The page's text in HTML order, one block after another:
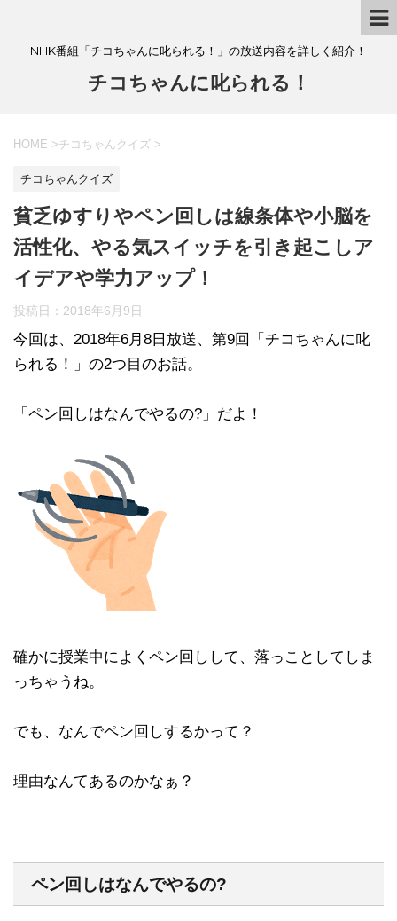
NHK番組「チコちゃんに叱られる！」の放送内容を詳しく紹介！
チコちゃんに叱られる！
HOME >チコちゃんクイズ >
チコちゃんクイズ
貧乏ゆすりやペン回しは線条体や小脳を
活性化、やる気スイッチを引き起こしア
イデアや学力アップ！
投稿日： 2018年6月9日
今回は、2018年6月8日放送、第9回「チコちゃんに叱
られる！」の2つ目のお話。
「ペン回しはなんでやるの?」だよ！
確かに授業中によくペン回しして、落っことしてしま
っちゃうね。
でも、なんでペン回しするかって？
理由なんてあるのかなぁ？
ペン回しはなんでやるの?